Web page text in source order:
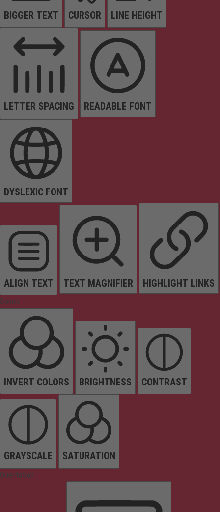
BIGGER TEXT CURSOR LINE HEIGHT
LETTER SPACING READABLE FONT
DYSLEXIC FONT
ALIGN TEXT TEXT MAGNIFIER HIGHLIGHT LINKS
Colors
INVERT COLORS BRIGHTNESS CONTRAST
GRAYSCALE SATURATION
Orientation